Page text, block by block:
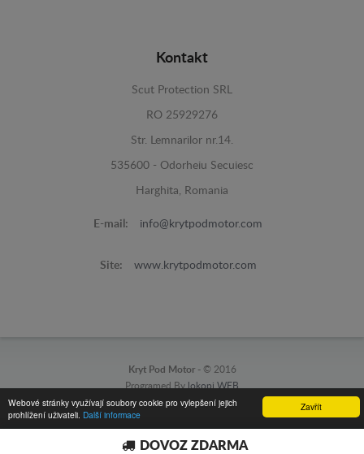
Zavřít
Webové stránky využívají soubory cookie pro vylepšení jejich
prohlížení uživateli. Další informace
Kontakt
Scut Protection SRL
RO 25929276
Str. Lemnarilor nr.14.
535600 - Odorheiu Secuiesc
Harghita, Romania
E-mail: info@krytpodmotor.com
Site: www.krytpodmotor.com
Kryt Pod Motor - © 2016
Programed By lokopi WEB
DOVOZ ZDARMA